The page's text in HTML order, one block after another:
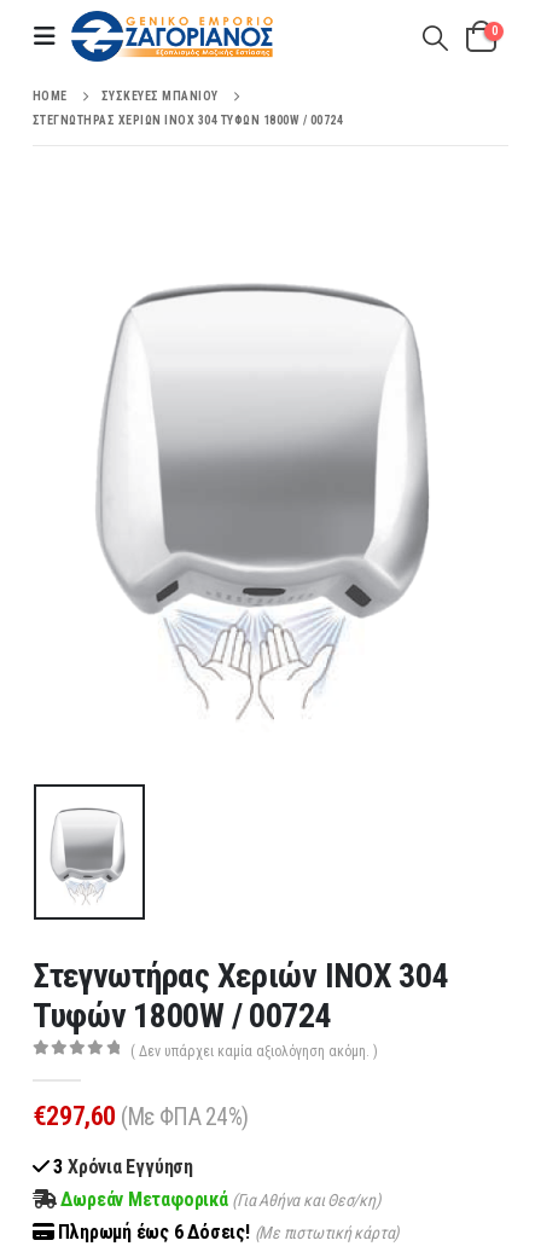
0
HOME
ΣΥΣΚΕΥΈΣ ΜΠΆΝΙΟΥ
ΣΤΕΓΝΩΤΉΡΑΣ ΧΕΡΙΏΝ ΙΝΟΧ 304 ΤΥΦΏΝ 1800W / 00724
Στεγνωτήρας Χεριών ΙΝΟΧ 304
Τυφών 1800W / 00724
( Δεν υπάρχει καμία αξιολόγηση ακόμη. )
€297,60 (Με ΦΠΑ 24%)
3 Χρόνια Εγγύηση
Δωρεάν Μεταφορικά (Για Αθήνα και Θεσ/κη)
Πληρωμή έως 6Δόσεις! (Με πιστωτική κάρτα)